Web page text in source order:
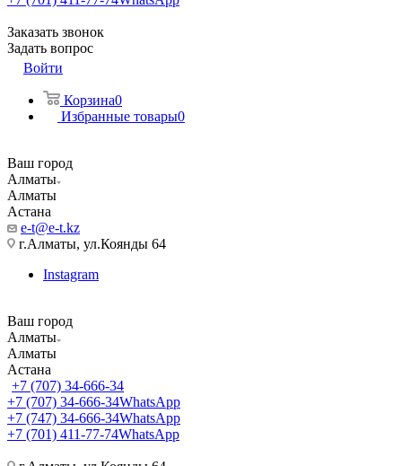
Заказать звонок
Задать вопрос
Войти
Корзина0
Избранные товары0
Ваш город
Алматы
Алматы
Астана
e-t@e-t.kz
г.Алматы, ул.Коянды 64
Instagram
Ваш город
Алматы
Алматы
Астана
+7 (707) 34-666-34
+7 (707) 34-666-34WhatsApp
+7 (747) 34-666-34WhatsApp
+7 (701) 411-77-74WhatsApp